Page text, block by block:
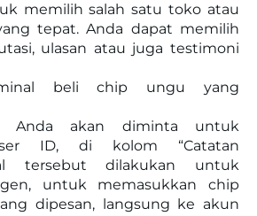
memilih salah satu toko atau
tepat. Anda dapat memilih
ulasan atau juga testimoni
beli chip ungu yang
Anda akan diminta untuk
ID, di kolom “Catatan
tersebut dilakukan untuk
untuk memasukkan chip
dipesan, langsung ke akun